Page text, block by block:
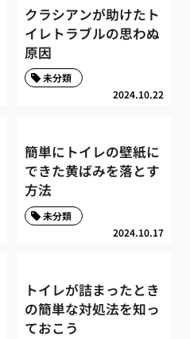
クラシアンが助けたト
イレトラブルの思わぬ
原因
2024.10.22
未分類
簡単にトイレの壁紙に
できた黄ばみを落とす
方法
2024.10.17
未分類
トイレが詰まったとき
の簡単な対処法を知っ
ておこう